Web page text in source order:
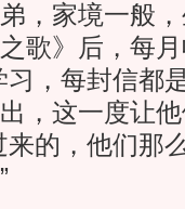
，家境一般
歌》后，每
，每封信都
，这一度让
来的，他们那